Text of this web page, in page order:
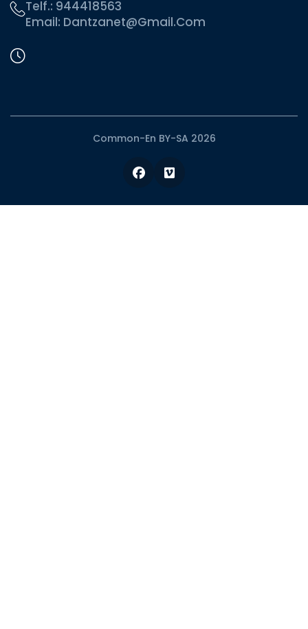
Telf.: 944418563
Email: Dantzanet@gmail.com
Common-En BY-SA 2026
Facebook
Vimeo